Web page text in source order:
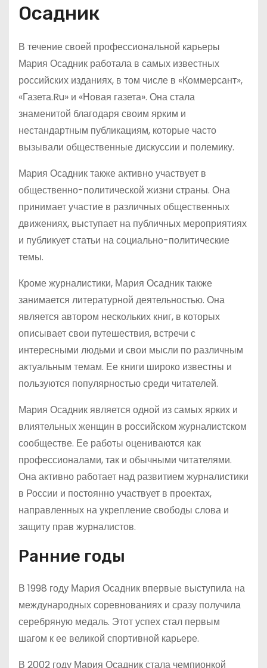
Осадник
В течение своей профессиональной карьеры
Мария Осадник работала в самых известных
российских изданиях, в том числе в «Коммерсант»,
«Газета.Ru» и «Новая газета». Она стала
знаменитой благодаря своим ярким и
нестандартным публикациям, которые часто
вызывали общественные дискуссии и полемику.
Мария Осадник также активно участвует в
общественно-политической жизни страны. Она
принимает участие в различных общественных
движениях, выступает на публичных мероприятиях
и публикует статьи на социально-политические
темы.
Кроме журналистики, Мария Осадник также
занимается литературной деятельностью. Она
является автором нескольких книг, в которых
описывает свои путешествия, встречи с
интересными людьми и свои мысли по различным
актуальным темам. Ее книги широко известны и
пользуются популярностью среди читателей.
Мария Осадник является одной из самых ярких и
влиятельных женщин в российском журналистском
сообществе. Ее работы оцениваются как
профессионалами, так и обычными читателями.
Она активно работает над развитием журналистики
в России и постоянно участвует в проектах,
направленных на укрепление свободы слова и
защиту прав журналистов.
Ранние годы
В 1998 году Мария Осадник впервые выступила на
международных соревнованиях и сразу получила
серебряную медаль. Этот успех стал первым
шагом к ее великой спортивной карьере.
В 2002 году Мария Осадник стала чемпионкой